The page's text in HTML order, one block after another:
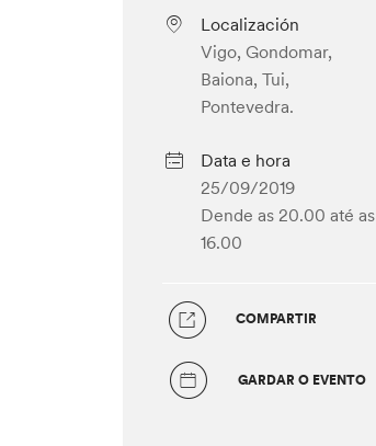
Localización
Vigo, Gondomar,
Baiona, Tui,
Pontevedra.
Data e hora
25/09/2019
Dende as 20.00 até as
16.00
COMPARTIR
GARDAR O EVENTO